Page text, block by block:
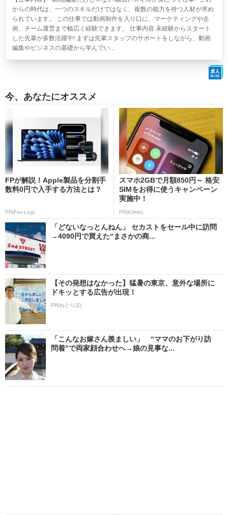
からの時代は、一つのスキルだけではなく、複数の能力を持つ人材が求め
られています。 この仕事では動画制作を入り口に、マーケティングや企
画、チーム運営まで幅広く経験できます。 仕事内容 未経験からスタート
した先輩が多数活躍中! まずは先輩スタッフのサポートをしながら、動画
編集やビジネスの基礎から学んでい...
今、あなたにオススメ
FPが解説！Apple製品を分割手
数料0円で入手する方法とは？
PR(Fav-Log)
スマホ2GBで月額850円～ 格安
SIMをお得に使うキャンペーン
実施中！
PR(IIJmio)
「どないなっとんねん」 セカストをセール中に訪問
→4090円で買えた“まさかの商...
【その発想はなかった】猛暑の東京、意外な場所に
ドキッとする広告が出現！
PR(ねとらぼ)
「こんなお嫁さん羨ましい」 “ママのお下がり訪
問着”で両家顔合わせへ→娘の見事な...